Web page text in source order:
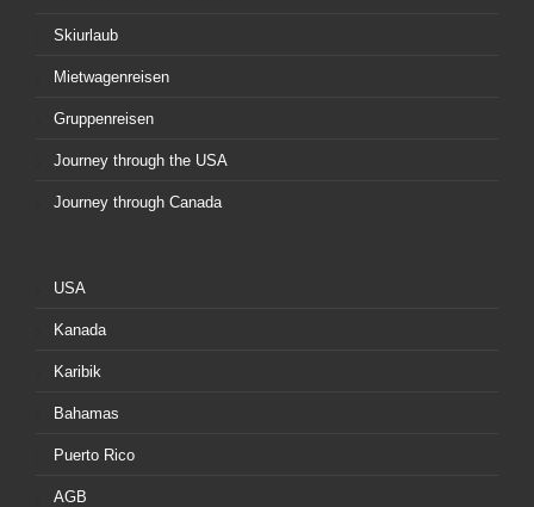
Skiurlaub
Mietwagenreisen
Gruppenreisen
Journey through the USA
Journey through Canada
USA
Kanada
Karibik
Bahamas
Puerto Rico
AGB